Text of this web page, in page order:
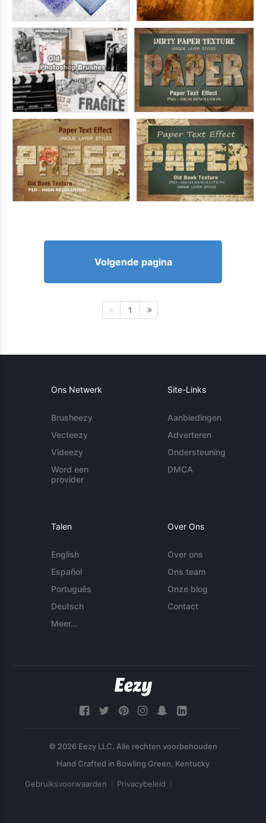
Volgende pagina
1
Ons Netwerk
Brusheezy
Vecteezy
Videezy
Word een
provider
Site-Links
Aanbiedingen
Adverteren
Ondersteuning
DMCA
Talen
English
Español
Português
Deutsch
Meer...
Over Ons
Over ons
Ons team
Onze blog
Contact
© 2026 Eezy LLC. Alle rechten voorbehouden
Gebruiksvoorwaarden Privacybeleid